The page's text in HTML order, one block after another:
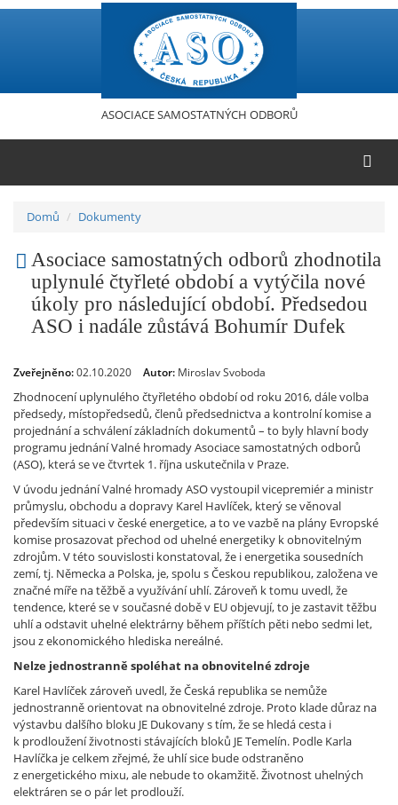
Přejít
ASOCIACE SAMOSTATNÝCH ODBORŮ
Domů Dokumenty
Asociace samostatných odborů zhodnotila
uplynulé čtyřleté období a vytýčila nové
úkoly pro následující období. Předsedou
ASO i nadále zůstává Bohumír Dufek
Zveřejněno:02.10.2020 Autor: Miroslav Svoboda
Zhodnocení uplynulého čtyřletého období od roku 2016, dále volba
předsedy, místopředsedů, členů předsednictva a kontrolní komise a
projednání a schválení základních dokumentů – to byly hlavní body
programu jednání Valné hromady Asociace samostatných odborů
(ASO), která se ve čtvrtek 1. října uskutečnila v Praze.
V úvodu jednání Valné hromady ASO vystoupil vicepremiér a ministr
průmyslu, obchodu a dopravy Karel Havlíček, který se věnoval
především situaci v české energetice, a to ve vazbě na plány Evropské
komise prosazovat přechod od uhelné energetiky k obnovitelným
zdrojům. V této souvislosti konstatoval, že i energetika sousedních
zemí, tj. Německa a Polska, je, spolu s Českou republikou, založena ve
značné míře na těžbě a využívání uhlí. Zároveň k tomu uvedl, že
tendence, které se v současné době v EU objevují, to je zastavit těžbu
uhlí a odstavit uhelné elektrárny během příštích pěti nebo sedmi let,
jsou z ekonomického hlediska nereálné.
Nelze jednostranně spoléhat na obnovitelné zdroje
Karel Havlíček zároveň uvedl, že Česká republika se nemůže
jednostranně orientovat na obnovitelné zdroje. Proto klade důraz na
výstavbu dalšího bloku JE Dukovany s tím, že se hledá cesta i
k prodloužení životnosti stávajících bloků JE Temelín. Podle Karla
Havlíčka je celkem zřejmé, že uhlí sice bude odstraněno
z energetického mixu, ale nebude to okamžitě. Životnost uhelných
elektráren se o pár let prodlouží.